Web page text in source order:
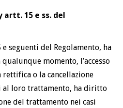
artt. 15 e ss. del
seguenti del Regolamento, ha
momento, l’accesso
o la cancellazione
al loro trattamento, ha diritto
del trattamento nei casi